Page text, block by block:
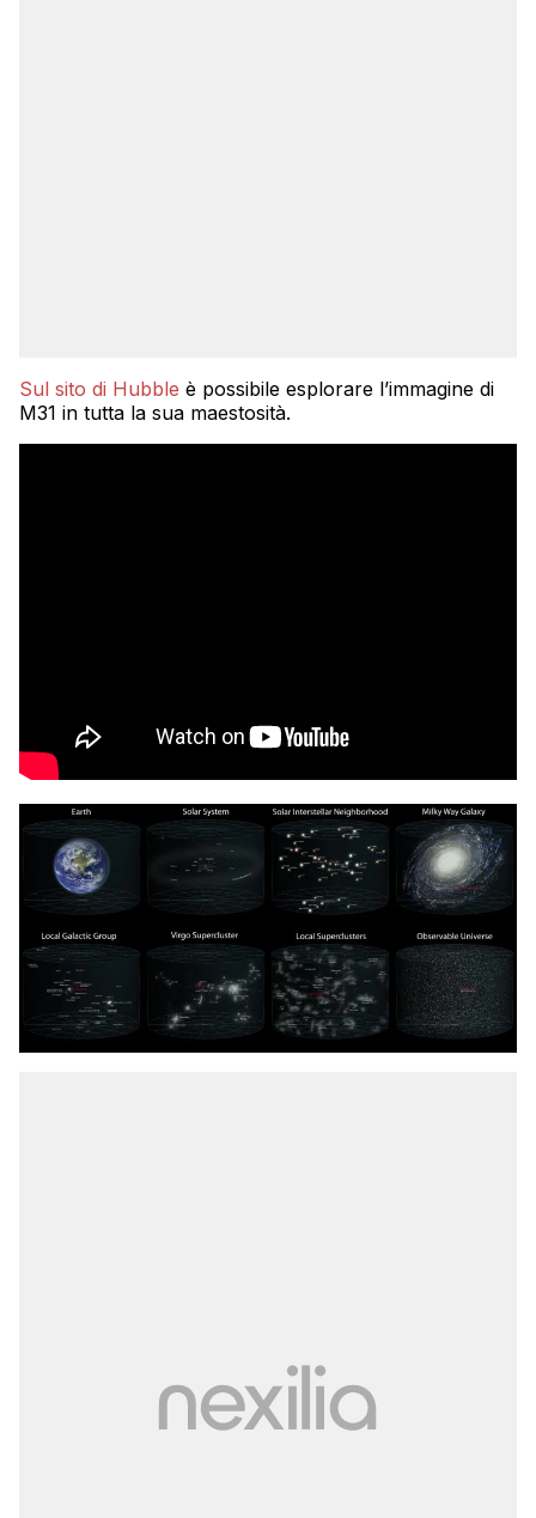
Sul sito di Hubble è possibile esplorare l’immagine di
M31 in tutta la sua maestosità.